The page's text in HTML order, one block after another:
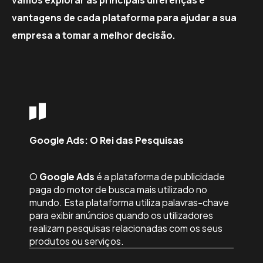
vantagens de cada plataforma para ajudar a sua
empresa a tomar a melhor decisão.
Google Ads: O Rei das Pesquisas
O Google Ads é a plataforma de publicidade
paga do motor de busca mais utilizado no
mundo. Esta plataforma utiliza palavras-chave
para exibir anúncios quando os utilizadores
realizam pesquisas relacionadas com os seus
produtos ou serviços.